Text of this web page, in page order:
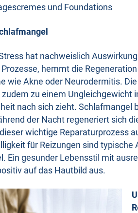
und Foundations
hat nachweislich
hemmt die
wie Akne oder Neurodermitis. Die
zu einem Ungleichgewicht
nach sich zieht.
der Nacht regeneriert sich
wichtige Reparaturprozess
für Reizungen sind typische
Ein gesunder Lebensstil mit
auf das Hautbild aus.